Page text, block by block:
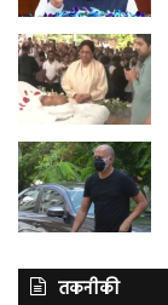
तकनीकी